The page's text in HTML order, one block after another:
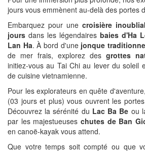
jours vous emmènent au-delà des portes
Embarquez pour une croisière
jours dans les légendaires baies d'Ha
Lan Ha. À bord d'une jonque
de mer frais, explorez des grottes
initiez-vous au Tai Chi au lever du soleil
de cuisine vietnamienne.
Pour les explorateurs en quête
(03 jours et plus) vous ouvrent les
Découvrez la sérénité du Lac Ba Be ou
par les majestueuses chutes de Ban
en canoë-kayak vous attend.
Que votre temps soit compté ou que